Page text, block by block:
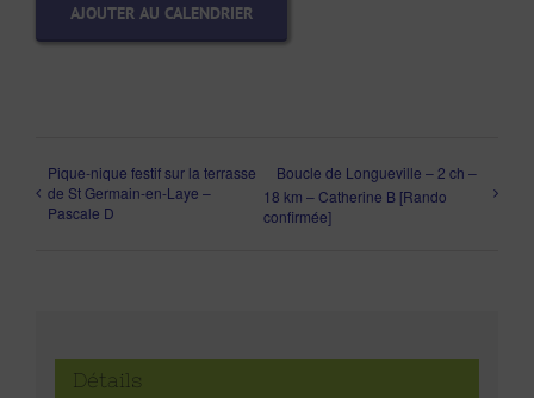
AJOUTER AU CALENDRIER
Pique-nique festif sur la terrasse
de St Germain-en-Laye –
Pascale D
Boucle de Longueville – 2 ch –
18 km – Catherine B [Rando
confirmée]
Détails